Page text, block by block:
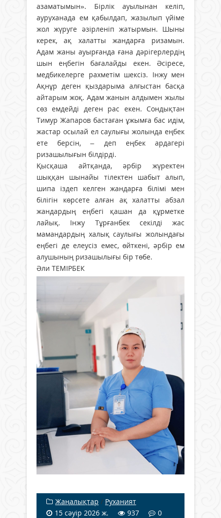
азаматымын». Бірлік ауылынан келіп,
ауруханада ем қабылдап, жазылып үйіме
жол жүруге әзірленіп жатырмын. Шыны
керек, ақ халатты жандарға ризамын.
Адам жаны ауырғанда ғана дәрігерлердің
шын еңбегін бағалайды екен. Әсіресе,
медбикелерге рахметім шексіз. Інжу мен
Ақнұр деген қыздарыма алғыстан басқа
айтарым жоқ. Адам жанын алдымен жылы
сөз емдейді деген рас екен. Сондықтан
Тимур Жапаров бастаған ұжымға бас идім,
жастар осылай ел саулығы жолында еңбек
ете берсін, – деп еңбек ардагері
ризашылығын білдірді.
Қысқаша айтқанда, әрбір жүректен
шыққан шынайы тілектен шабыт алып,
шипа іздеп келген жандарға білімі мен
білігін көрсете алған ақ халатты абзал
жандардың еңбегі қашан да құрметке
лайық. Інжу Тұрғанбек секілді жас
мамандардың халық саулығы жолындағы
еңбегі де елеусіз емес, өйткені, әрбір ем
алушының ризашылығы бір төбе.
Әли ТЕМІРБЕК
Жаңалықтар / Руханият
15 сәуір 2026 ж.
937 0